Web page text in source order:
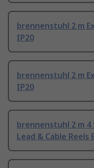
brennenstuhl 2 m
IP20
brennenstuhl 2 m
IP20
brennenstuhl 2 m
Lead & Cable Reels